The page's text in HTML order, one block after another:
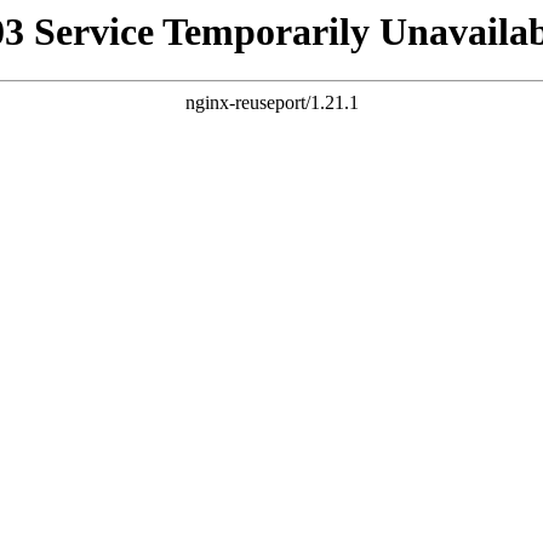
Service Temporarily
nginx-reuseport/1.21.1